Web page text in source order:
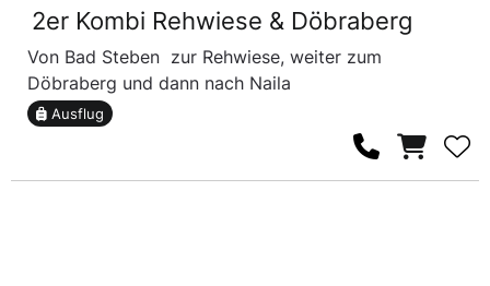
2er Kombi Rehwiese & Döbraberg
Von Bad Steben zur Rehwiese, weiter zum
Döbraberg und dann nach Naila
Ausflug